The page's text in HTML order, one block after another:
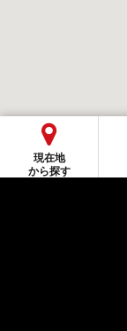
現在地
から探す